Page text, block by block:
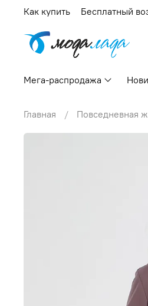
Как купить Бесплатный
Мега-распродажа
Главная Повседневная